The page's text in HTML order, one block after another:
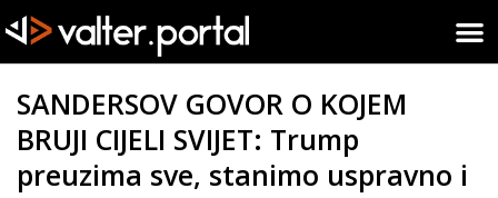
SANDERSOV GOVOR O KOJEM
BRUJI CIJELI SVIJET: Trump
preuzima sve, stanimo uspravno i